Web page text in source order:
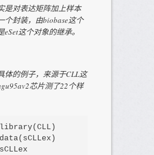
是对表达矩阵加上样本
个封装，由biobase这个
eSet这个对象的继承。
体的例子，来源于CLL这
芯片测了22个样
CLL )
sCLLex )
sCLLex